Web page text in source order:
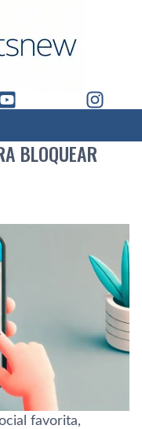
BLOQUEAR
favorita,